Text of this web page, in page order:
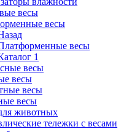
весы
весы
весы
1
весы
весы
весы
весы
животных
тележки с весами